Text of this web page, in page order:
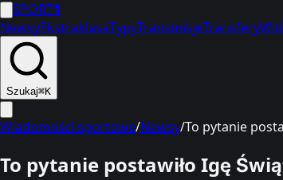
SPORT1
NewsyEkstraklasaTypyTransmisjeTransfery
Szukaj⌘K
Wiadomości sportowe/Newsy/To pytanie
To pytanie postawiło Igę